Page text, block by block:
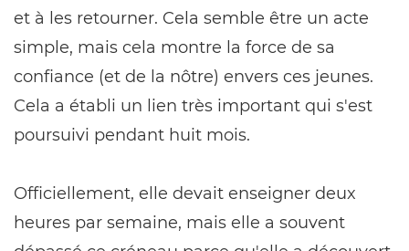
et à les retourner. Cela semble être un acte
simple, mais cela montre la force de sa
confiance (et de la nôtre) envers ces jeunes.
Cela a établi un lien très important qui s'est
poursuivi pendant huit mois.
Officiellement, elle devait enseigner deux
heures par semaine, mais elle a souvent